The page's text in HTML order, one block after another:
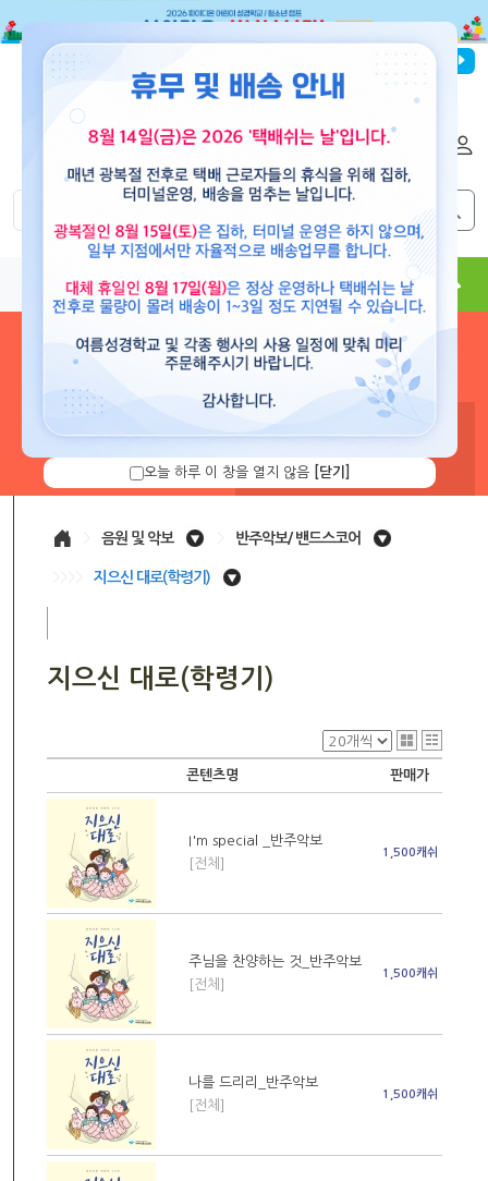
파이디온선교회
도서 뮤직 용품 현수막 콘텐츠
로그인 하시면 보유 캐쉬 확
니다.
음원 및 악보 반주악보/ 밴드스코어
지으신 대로(학령기)
지으신 대로(학령기)
콘텐츠명 판매가
I'm special _반주악보
[전체]
1,500캐쉬
주님을 찬양하는 것_반주악보
[전체]
1,500캐쉬
나를 드리리_반주악보
[전체]
1,500캐쉬
오늘 하루 이 창을 열지 않음 [닫기]